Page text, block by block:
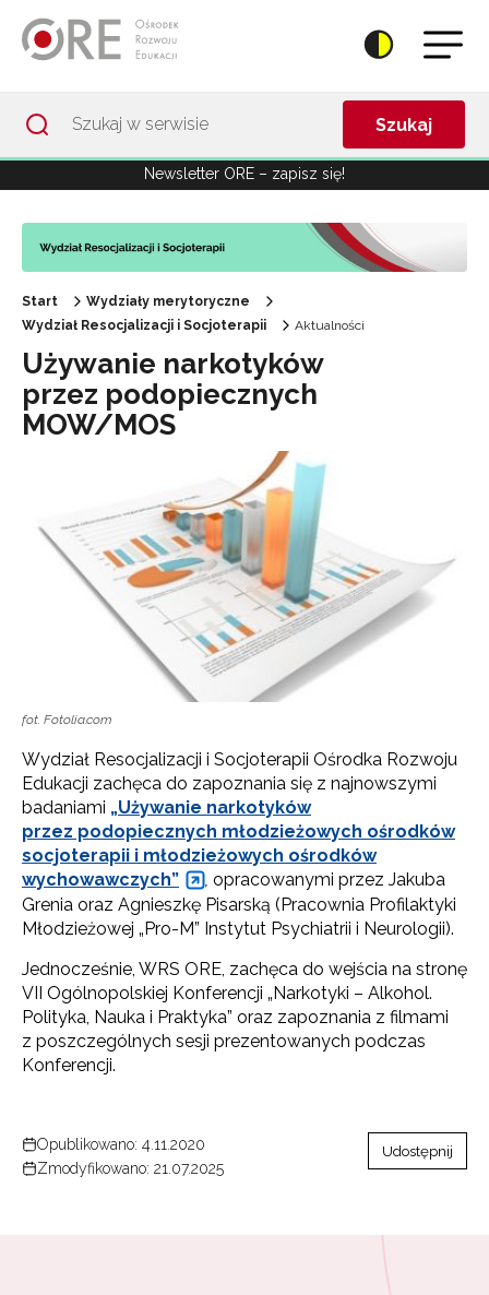
Szukaj
Newsletter ORE – zapisz się!
Start
Wydziały merytoryczne
Wydział Resocjalizacji i Socjoterapii
Aktualności
Używanie narkotyków
przez podopiecznych
MOW/MOS
fot. Fotolia.com
Wydział Resocjalizacji i Socjoterapii Ośrodka Rozwoju
Edukacji zachęca do zapoznania się z najnowszymi
badaniami „Używanie narkotyków
przez podopiecznych młodzieżowych ośrodków
socjoterapii i młodzieżowych ośrodków
wychowawczych”
, opracowanymi przez Jakuba
Grenia oraz Agnieszkę Pisarską (Pracownia Profilaktyki
Młodzieżowej „Pro-M” Instytut Psychiatrii i Neurologii).
Jednocześnie, WRS ORE, zachęca do wejścia na stronę
VII Ogólnopolskiej Konferencji „Narkotyki – Alkohol.
Polityka, Nauka i Praktyka” oraz zapoznania z filmami
z poszczególnych sesji prezentowanych podczas
Konferencji.
Opublikowano: 4.11.2020
Zmodyfikowano: 21.07.2025
Udostępnij